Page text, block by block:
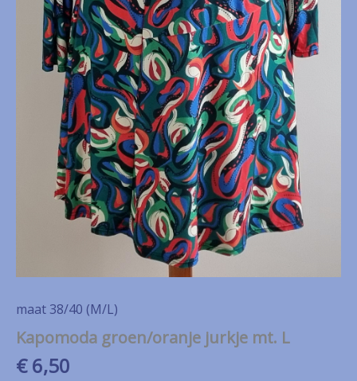
maat 38/40 (M/L)
Kapomoda groen/oranje jurkje mt. L
€6,50